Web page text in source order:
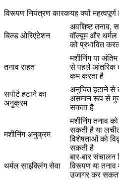
विरूपण नियंत्रण कारकयह क्यों महत्वपूर्ण
बिल्ड ओरिएंटेशन
अवशिष्ट तनाव,
वॉल्यूम और थर्मल
को प्रभावित
तनाव राहत
मशीनिंग या
से पहले आंतरिक
कम करता है
सपोर्ट हटाने का
अनुक्रम
अनुचित हटाने से
असमान रूप से
सकता है
मशीनिंग अनुक्रम
मशीनिंग तनाव
सकती है या
विशेषताओं को
सकती है
थर्मल साइक्लिंग सेवा
बार-बार संचालन
विरूपण या तनाव
उजागर कर